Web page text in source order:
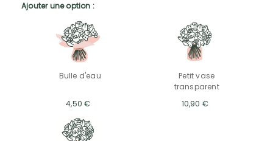
Ajouter une option :
Bulle d'eau
4,50 €
Petit vase
transparent
10,90 €